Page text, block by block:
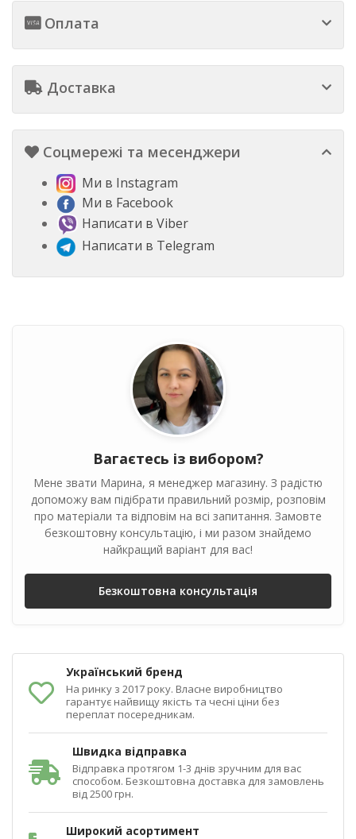
Оплата
Доставка
Соцмережі та месенджери
Ми в Instagram
Ми в Facebook
Написати в Viber
Написати в Telegram
Вагаєтесь із вибором?
Мене звати Марина, я менеджер магазину. З радістю
допоможу вам підібрати правильний розмір, розповім
про матеріали та відповім на всі запитання. Замовте
безкоштовну консультацію, і ми разом знайдемо
найкращий варіант для вас!
Безкоштовна консультація
Український бренд
На ринку з 2017 року. Власне виробництво
гарантує найвищу якість та чесні ціни без
переплат посередникам.
Швидка відправка
Відправка протягом 1-3 днів зручним для вас
способом. Безкоштовна доставка для замовлень
від 2500 грн.
Широкий асортимент